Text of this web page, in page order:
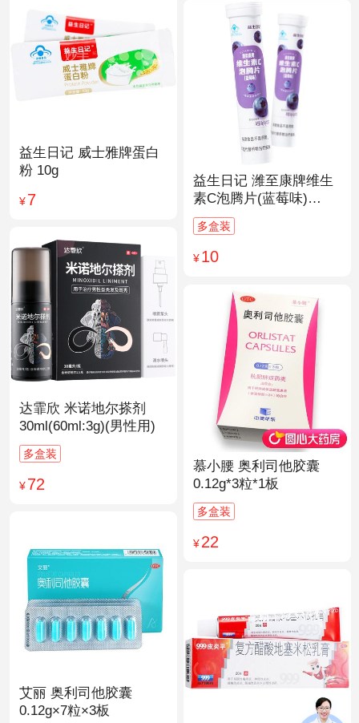
益生日记 威士雅牌蛋白
粉 10g
¥7
益生日记 潍至康牌维生
素C泡腾片(蓝莓味)
4.0g*20片
多盒装
¥10
达霏欣 米诺地尔搽剂
30ml(60ml:3g)(男性用)
多盒装
¥72
慕小腰 奥利司他胶囊
0.12g*3粒*1板
多盒装
¥22
艾丽 奥利司他胶囊
0.12g×7粒×3板